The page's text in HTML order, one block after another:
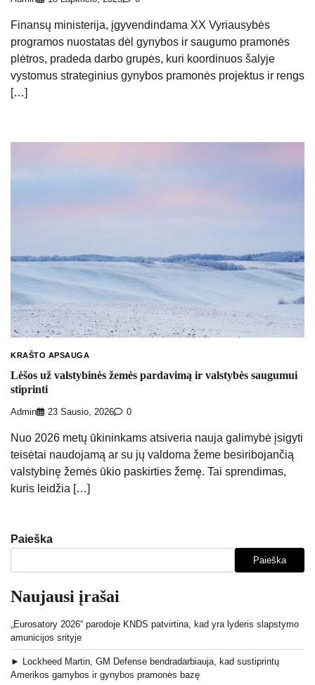
Finansų ministerija, įgyvendindama XX Vyriausybės
programos nuostatas dėl gynybos ir saugumo pramonės
plėtros, pradeda darbo grupės, kuri koordinuos šalyje
vystomus strateginius gynybos pramonės projektus ir rengs
[…]
KRAŠTO APSAUGA
Lėšos už valstybinės žemės pardavimą ir valstybės saugumui
stiprinti
Admin 23 Sausio, 2026 0
Nuo 2026 metų ūkininkams atsiveria nauja galimybė įsigyti
teisėtai naudojamą ar su jų valdoma žeme besiribojančią
valstybinę žemės ūkio paskirties žemę. Tai sprendimas,
kuris leidžia […]
Paieška
Paieška
Naujausi įrašai
„Eurosatory 2026“ parodoje KNDS patvirtina, kad yra lyderis slapstymo
amunicijos srityje
► Lockheed Martin, GM Defense bendradarbiauja, kad sustiprintų
Amerikos gamybos ir gynybos pramonės bazę